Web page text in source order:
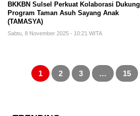
BKKBN Sulsel Perkuat Kolaborasi Dukung
Program Taman Asuh Sayang Anak
(TAMASYA)
Sabtu, 8 November 2025 - 10:21 WITA
Paginasi
pos1 2 3 … 15